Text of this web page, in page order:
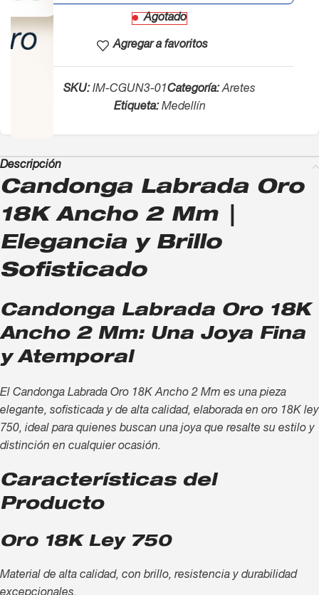
Agotado
Agregar a favoritos
SKU:IM-CGUN3-01Categoría: Aretes
Etiqueta: Medellín
Descripción
Candonga Labrada Oro
18K Ancho 2 Mm |
Elegancia y Brillo
Sofisticado
Candonga Labrada Oro 18K
Ancho 2 Mm: Una Joya Fina
y Atemporal
El Candonga Labrada Oro 18K Ancho 2 Mm es una pieza
elegante, sofisticada y de alta calidad, elaborada en oro 18K ley
750, ideal para quienes buscan una joya que resalte su estilo y
distinción en cualquier ocasión.
Características del
Producto
Oro 18K Ley 750
Material de alta calidad, con brillo, resistencia y durabilidad